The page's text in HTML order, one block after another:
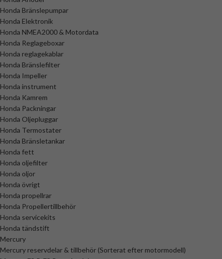
Honda Bränslepumpar
Honda Elektronik
Honda NMEA2000 & Motordata
Honda Reglageboxar
Honda reglagekablar
Honda Bränslefilter
Honda Impeller
Honda instrument
Honda Kamrem
Honda Packningar
Honda Oljepluggar
Honda Termostater
Honda Bränsletankar
Honda fett
Honda oljefilter
Honda oljor
Honda övrigt
Honda propellrar
Honda Propellertillbehör
Honda servicekits
Honda tändstift
Mercury
Mercury reservdelar & tillbehör (Sorterat efter motormodell)